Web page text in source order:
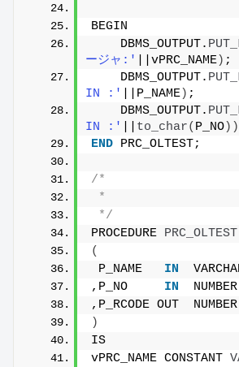
BEGIN
    DBMS_OUTPUT.
ージャ:'
||vPRC_NAME) ;
    DBMS_OUTPUT.
IN :'
||P_NAME) ;
    DBMS_OUTPUT.
IN :'
to_char( P_NO))
END PRC_OLTEST;
/*
*
*/
PROCEDURE PRC_OLTEST
(
P_NAME IN
,P_NO IN
  NUMBER
,P_RCODE OUT  NUMBER
)
IS
vPRC_NAME CONSTANT